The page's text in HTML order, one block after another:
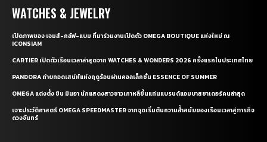
WATCHES & JEWELRY
เปิดภาพของ เจมส์-กลัฟ-แบม ที่มาร่วมงานเปิดตัว OMEGA BOUTIQUE แห่งใหม่ ณ
ICONSIAM
CARTIER เปิดตัวเรือนเวลาล่าสุดจาก WATCHES & WONDERS 2026 ครั้งแรกในประเทศไทย
PANDORA ถ่ายทอดเสน่ห์แห่งฤดูร้อนผ่านคอลเล็กชั่น ESSENCE OF SUMMER
OMEGA แต่งตั้ง ชิน มินอา นักแสดงสาวชาวเกาหลีขึ้นแท่นแบรนด์แอมบาสซาเดอร์คนล่าสุด
เจาะประวัติศาสตร์ OMEGA SPEEDMASTER จากจุดเริ่มต้นความล้ำสมัยของเรือนเวลาสู่ภารกิจ
ดวงจันทร์